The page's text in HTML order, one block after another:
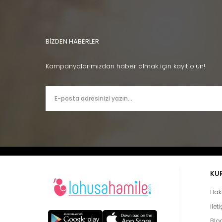
BİZDEN HABERLER
Kampanyalarımızdan haber almak için kayıt olun!